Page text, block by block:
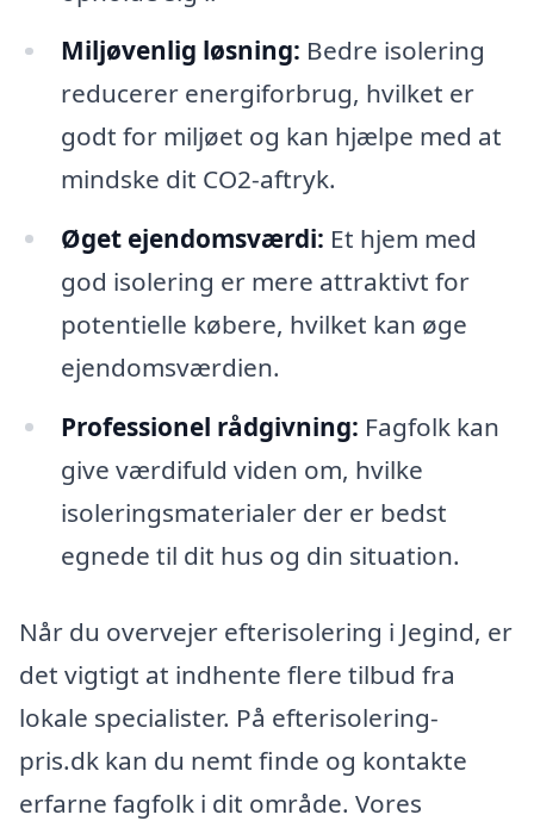
Miljøvenlig løsning: Bedre isolering
reducerer energiforbrug, hvilket er
godt for miljøet og kan hjælpe med at
mindske dit CO2-aftryk.
Øget ejendomsværdi: Et hjem med
god isolering er mere attraktivt for
potentielle købere, hvilket kan øge
ejendomsværdien.
Professionel rådgivning: Fagfolk kan
give værdifuld viden om, hvilke
isoleringsmaterialer der er bedst
egnede til dit hus og din situation.
Når du overvejer efterisolering i Jegind, er
det vigtigt at indhente flere tilbud fra
lokale specialister. På efterisolering-
pris.dk kan du nemt finde og kontakte
erfarne fagfolk i dit område. Vores